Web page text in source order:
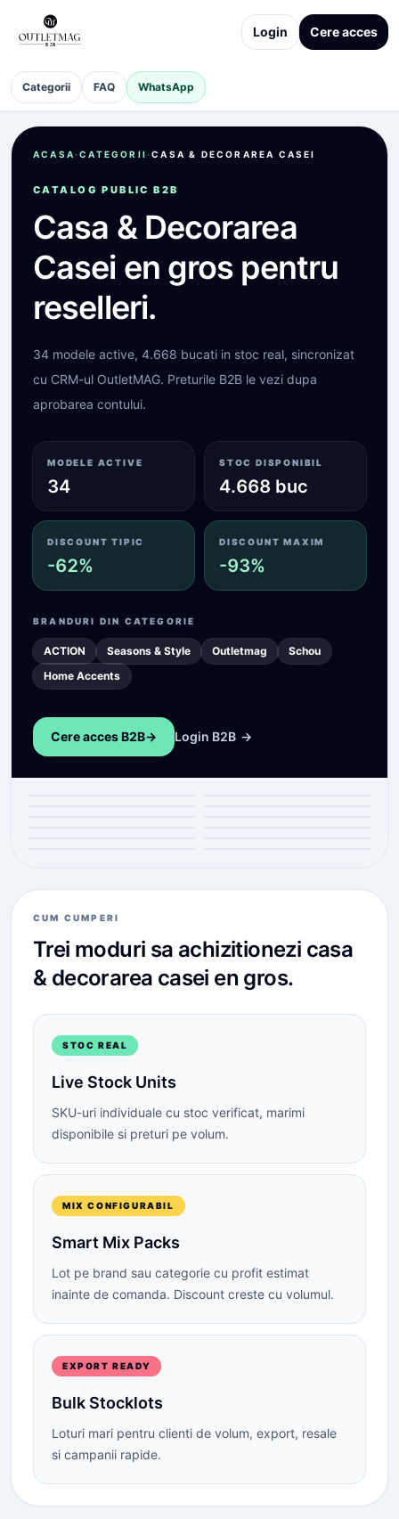
Categorii FAQ WhatsApp
Login Cere acces
ACASA·CATEGORII·CASA & DECORAREA CASEI
CATALOG PUBLIC B2B
Casa & Decorarea
Casei en gros pentru
reselleri.
34 modele active, 4.668 bucati in stoc real, sincronizat
cu CRM-ul OutletMAG. Preturile B2B le vezi dupa
aprobarea contului.
MODELE ACTIVE
34
STOC DISPONIBIL
4.668 buc
DISCOUNT TIPIC
-62%
DISCOUNT MAXIM
-93%
BRANDURI DIN CATEGORIE
ACTION Seasons & Style Outletmag
Schou
Home Accents
Cere acces B2B-> Login B2B ->
CUM CUMPERI
Trei moduri sa achizitionezi casa
& decorarea casei en gros.
STOC REAL
Live Stock Units
SKU-uri individuale cu stoc verificat, marimi
disponibile si preturi pe volum.
MIX CONFIGURABIL
Smart Mix Packs
Lot pe brand sau categorie cu profit estimat
inainte de comanda. Discount creste cu volumul.
EXPORT READY
Bulk Stocklots
Loturi mari pentru clienti de volum, export, resale
si campanii rapide.